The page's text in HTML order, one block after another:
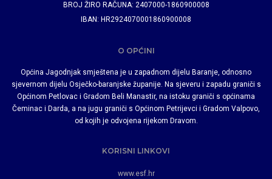
BROJ ŽIRO RAČUNA: 2407000-1860900008
IBAN: HR2924070001860900008
O OPĆINI
Općina Jagodnjak smještena je u zapadnom dijelu Baranje, odnosno
sjevernom dijelu Osječko-baranjske županije. Na sjeveru i zapadu graniči s
Općinom Petlovac i Gradom Beli Manastir, na istoku graniči s općinama
Čeminac i Darda, a na jugu graniči s Općinom Petrijevci i Gradom Valpovo,
od kojih je odvojena rijekom Dravom.
KORISNI LINKOVI
www.esf.hr